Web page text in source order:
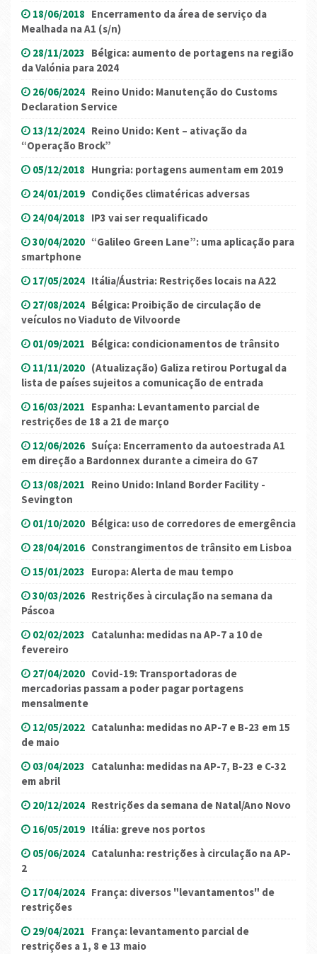
18/06/2018 Encerramento da área de serviço da
Mealhada na A1 (s/n)
28/11/2023 Bélgica: aumento de portagens na região
da Valónia para 2024
26/06/2024 Reino Unido: Manutenção do Customs
Declaration Service
13/12/2024 Reino Unido: Kent – ativação da
“Operação Brock”
05/12/2018 Hungria: portagens aumentam em 2019
24/01/2019 Condições climatéricas adversas
24/04/2018 IP3 vai ser requalificado
30/04/2020 “Galileo Green Lane”: uma aplicação para
smartphone
17/05/2024 Itália/Áustria: Restrições locais na A22
27/08/2024 Bélgica: Proibição de circulação de
veículos no Viaduto de Vilvoorde
01/09/2021 Bélgica: condicionamentos de trânsito
11/11/2020 (Atualização) Galiza retirou Portugal da
lista de países sujeitos a comunicação de entrada
16/03/2021 Espanha: Levantamento parcial de
restrições de 18 a 21 de março
12/06/2026 Suíça: Encerramento da autoestrada A1
em direção a Bardonnex durante a cimeira do G7
13/08/2021 Reino Unido: Inland Border Facility -
Sevington
01/10/2020 Bélgica: uso de corredores de emergência
28/04/2016 Constrangimentos de trânsito em Lisboa
15/01/2023 Europa: Alerta de mau tempo
30/03/2026 Restrições à circulação na semana da
Páscoa
02/02/2023 Catalunha: medidas na AP-7 a 10 de
fevereiro
27/04/2020 Covid-19: Transportadoras de
mercadorias passam a poder pagar portagens
mensalmente
12/05/2022 Catalunha: medidas no AP-7 e B-23 em 15
de maio
03/04/2023 Catalunha: medidas na AP-7, B-23 e C-32
em abril
20/12/2024 Restrições da semana de Natal/Ano Novo
16/05/2019 Itália: greve nos portos
05/06/2024 Catalunha: restrições à circulação na AP-
2
17/04/2024 França: diversos "levantamentos" de
restrições
29/04/2021 França: levantamento parcial de
restrições a 1, 8 e 13 maio